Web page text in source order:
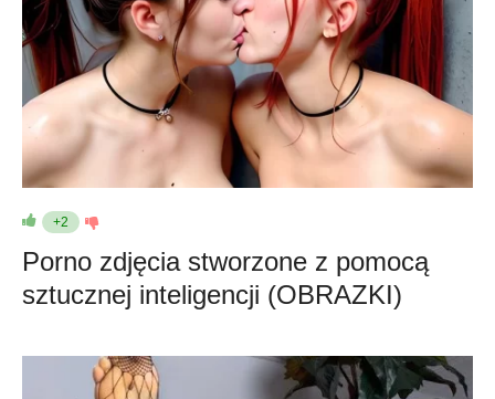
+2
Porno zdjęcia stworzone z pomocą
sztucznej inteligencji (OBRAZKI)